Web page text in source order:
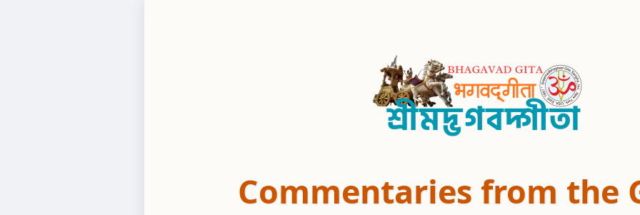
Commentaries from the